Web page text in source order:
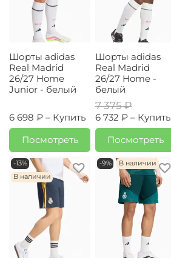
Шорты adidas
Real Madrid
26/27 Home
Junior - белый
6 698 ₽ – Купить
Посмотреть
Шорты adidas
Real Madrid
26/27 Home -
белый
7 375 ₽
6 732 ₽ – Купить
Посмотреть
-13%
В наличии
-9% В наличии